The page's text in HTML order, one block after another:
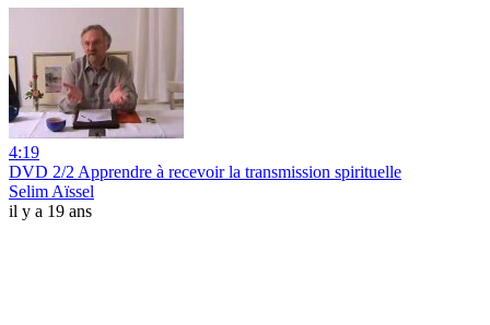
4:19
DVD 2/2 Apprendre à recevoir la transmission spirituelle
Selim Aïssel
il y a 19 ans